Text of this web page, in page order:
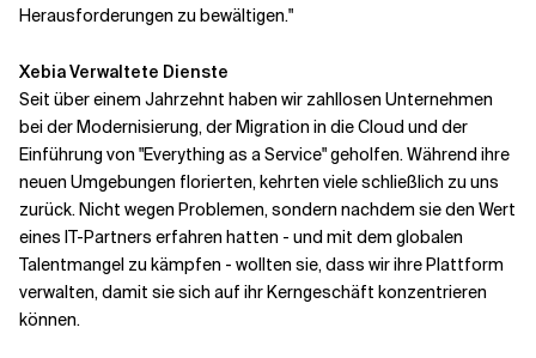
Herausforderungen zu bewältigen."
Xebia Verwaltete Dienste
Seit über einem Jahrzehnt haben wir zahllosen Unternehmen
bei der Modernisierung, der Migration in die Cloud und der
Einführung von "Everything as a Service" geholfen. Während ihre
neuen Umgebungen florierten, kehrten viele schließlich zu uns
zurück. Nicht wegen Problemen, sondern nachdem sie den Wert
eines IT-Partners erfahren hatten - und mit dem globalen
Talentmangel zu kämpfen - wollten sie, dass wir ihre Plattform
verwalten, damit sie sich auf ihr Kerngeschäft konzentrieren
können.